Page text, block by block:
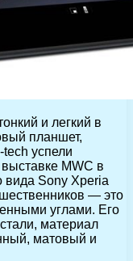
и легкий в
планшет,
успели
MWC в
вида Sony Xperia
— это
углами. Его
материал
матовый и